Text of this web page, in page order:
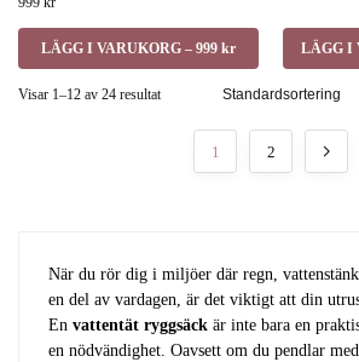
LÄGG I VARUKORG – 999 kr LÄGG I
Visar 1–12 av 24 resultat
1 2
När du rör dig i miljöer där regn,
en del av vardagen, är det viktigt att din
En vattentät ryggsäck är inte bara en
en nödvändighet. Oavsett om du pendlar